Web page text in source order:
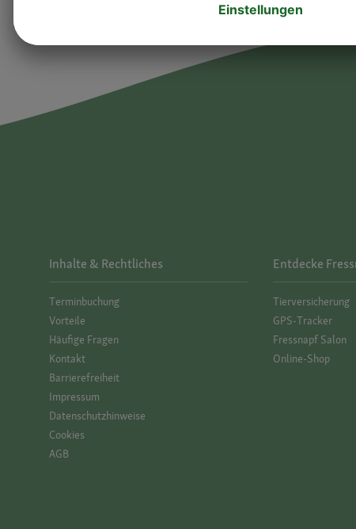
Inhalte & Rechtliches
Termin­buchung
Vorteile
Häufige Fragen
Kontakt
Barrierefreiheit
Impressum
Datenschutz­hinweise
Cookies
AGB
Entdecke
Tierversicherung
GPS-Tracker
Fressnapf Salon
Online-Shop